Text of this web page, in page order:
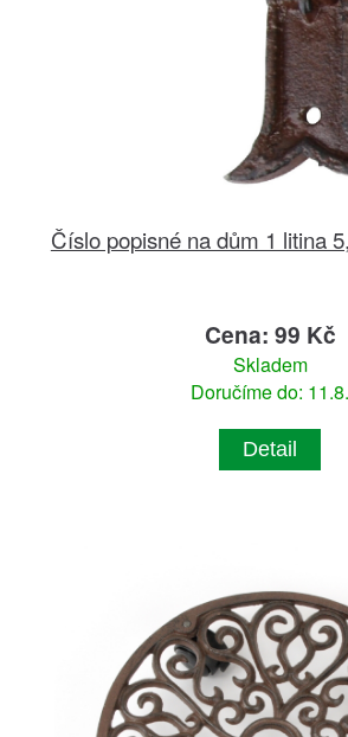
Číslo popisné na dům 1 litina
Cena: 99 Kč
Skladem
Doručíme do: 11.8.
Detail